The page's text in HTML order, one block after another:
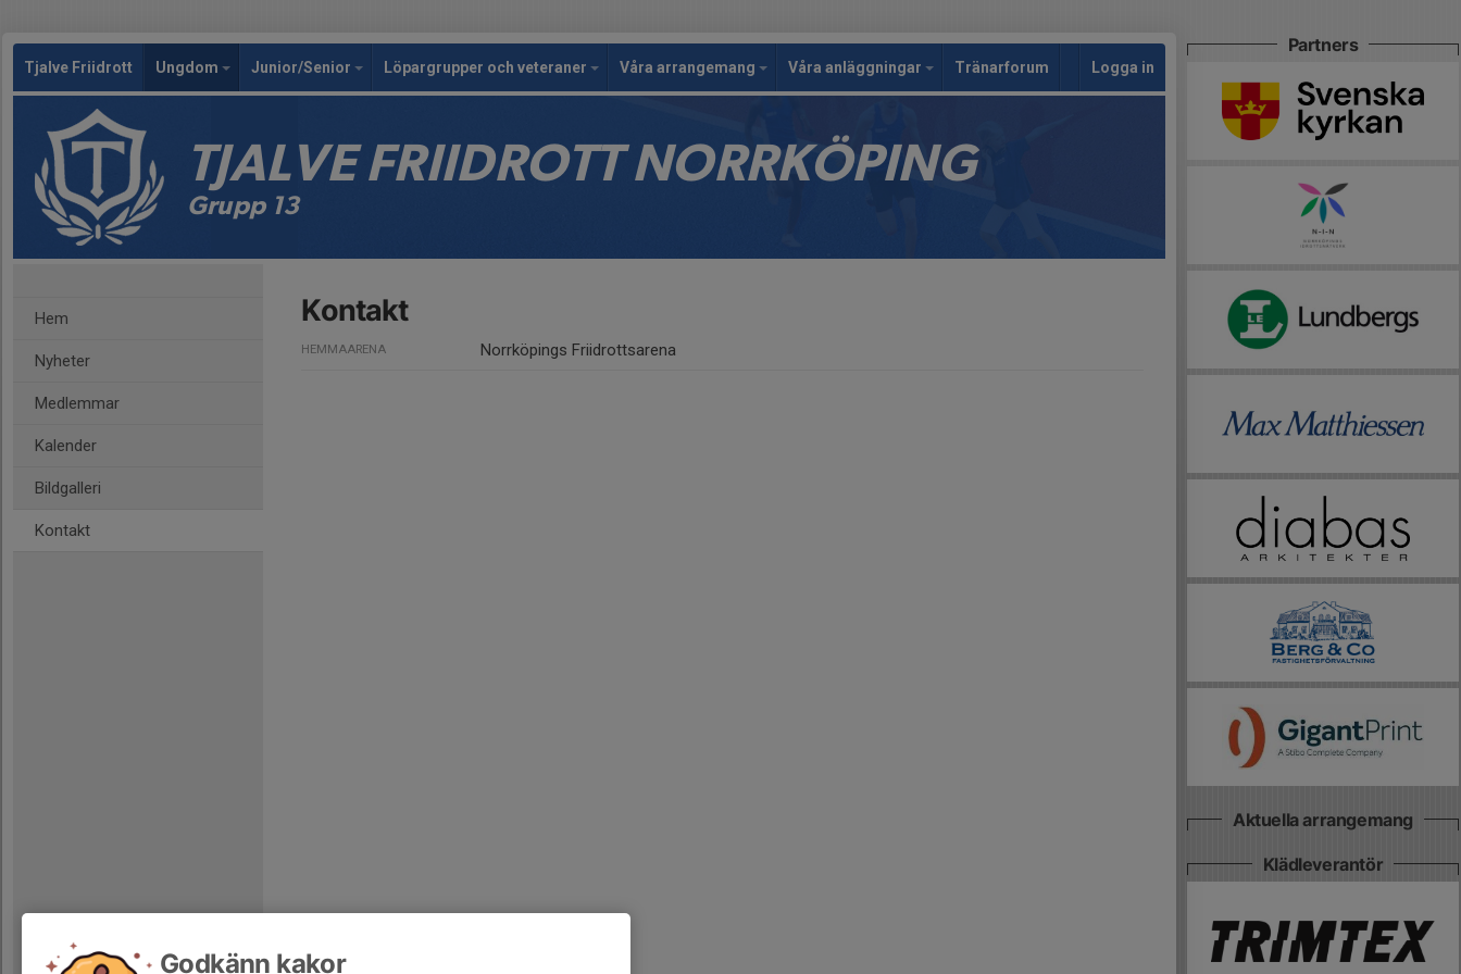
Tjalve Friidrott Ungdom Junior/Senior Löpargrupper och veteraner Våra arrangemang Våra anläggningar Tränarforum Logga in
TJALVE FRIIDROTT NORRKÖPING
Grupp 13
Hem
Nyheter
Medlemmar
Kalender
Bildgalleri
Kontakt
Kontakt
HEMMAARENA Norrköpings Friidrottsarena
Partners
Aktuella arrangemang
Klädleverantör
Godkänn kakor